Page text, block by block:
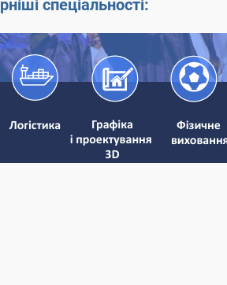
спеціальності: